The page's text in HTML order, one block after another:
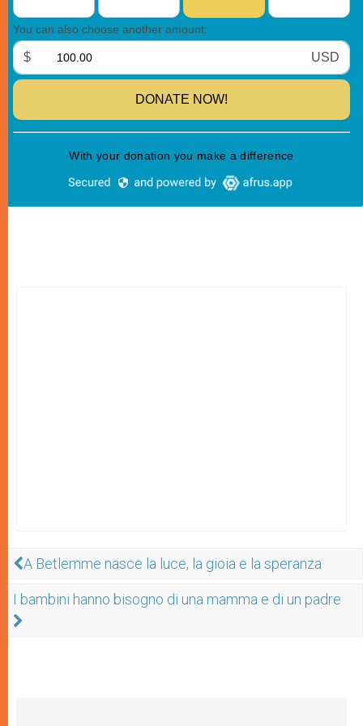
A Betlemme nasce la luce, la gioia e la speranza
I bambini hanno bisogno di una mamma e di un padre